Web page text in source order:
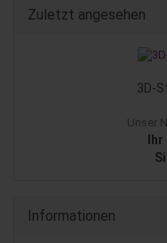
Zuletzt angesehen
3D-
Unser
Ihr
Informationen